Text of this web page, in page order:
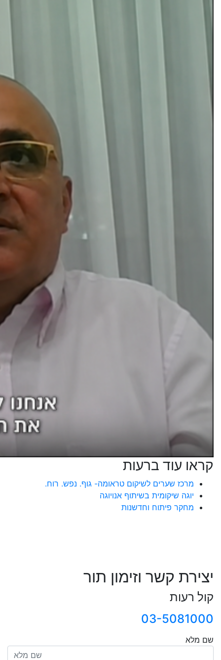
קראו עוד ברעות
מרכז שערים לשיקום טראומה- גוף. נפש. רוח.
יוגה שיקומית בשיתוף אנויוגה
מחקר פיתוח וחדשנות
יצירת קשר וזימון תור
קול רעות
03-5081000
שם מלא